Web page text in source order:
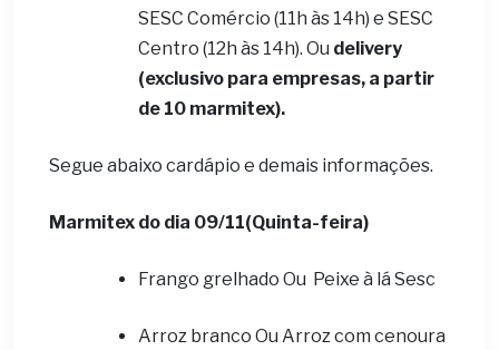
SESC Comércio (11h às 14h) e SESC
Centro (12h às 14h). Ou delivery
(exclusivo para empresas, a partir
de 10 marmitex).
Segue abaixo cardápio e demais informações.
Marmitex do dia 09/11(Quinta-feira)
Frango grelhado Ou Peixe à lá Sesc
Arroz branco Ou Arroz com cenoura